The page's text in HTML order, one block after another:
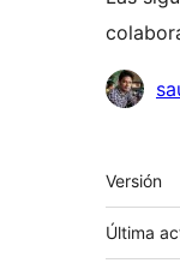
Meta
Versión
Última